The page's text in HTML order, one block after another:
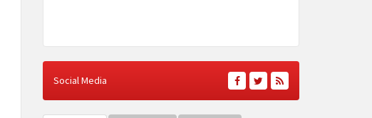
Social Media